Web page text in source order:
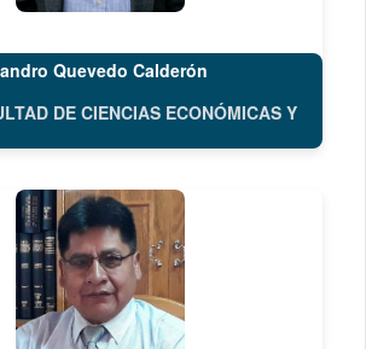
Quevedo Calderón
DE CIENCIAS ECONÓMICAS Y